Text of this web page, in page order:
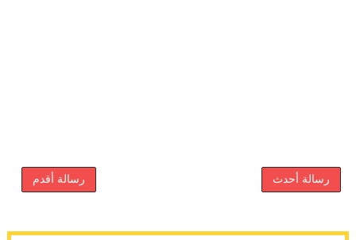
رسالة أحدث رسالة أقدم